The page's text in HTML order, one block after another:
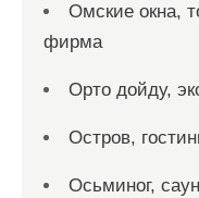
Омские окна,
фирма
Орто дойду,
Остров,
Осьминог,